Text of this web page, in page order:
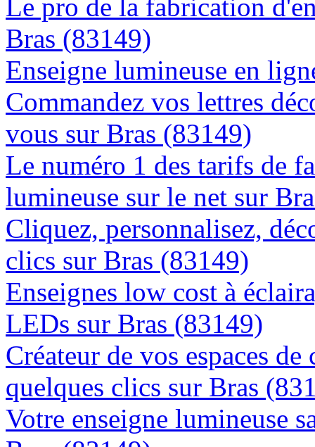
Le pro de la fabrication
Bras (83149)
Enseigne lumineuse en
Commandez vos lettres
vous sur Bras (83149)
Le numéro 1 des tarifs de
lumineuse sur le net sur
Cliquez, personnalisez,
clics sur Bras (83149)
Enseignes low cost à
LEDs sur Bras (83149)
Créateur de vos espaces
quelques clics sur Bras
Votre enseigne lumineuse